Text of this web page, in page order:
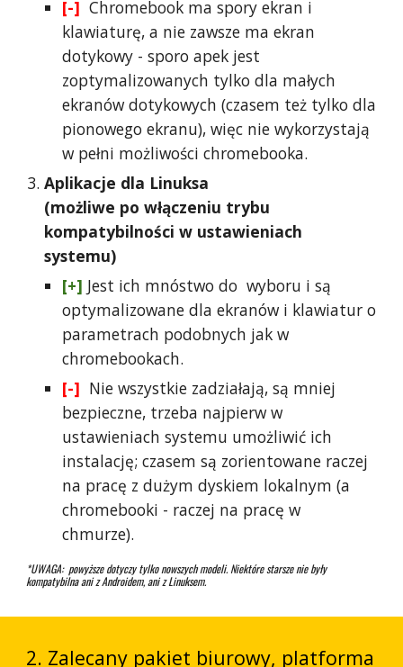
[-] Chromebook ma spory ekran i
klawiaturę, a nie zawsze ma ekran
dotykowy - sporo apek jest
zoptymalizowanych tylko dla małych
ekranów dotykowych (czasem też tylko dla
pionowego ekranu), więc nie wykorzystają
w pełni możliwości chromebooka.
Aplikacje dla Linuksa
(możliwe po włączeniu trybu
kompatybilności w ustawieniach
systemu)
[+] Jest ich mnóstwo do wyboru i są
optymalizowane dla ekranów i klawiatur o
parametrach podobnych jak w
chromebookach.
[-] Nie wszystkie zadziałają, są mniej
bezpieczne, trzeba najpierw w
ustawieniach systemu umożliwić ich
instalację; czasem są zorientowane raczej
na pracę z dużym dyskiem lokalnym (a
chromebooki - raczej na pracę w
chmurze).
*UWAGA: powyższe dotyczy tylko nowszych modeli. Niektóre starsze niebyły
kompatybilna ani z Androidem, ani z Linuksem.
2. Zalecany pakiet biurowy, platforma